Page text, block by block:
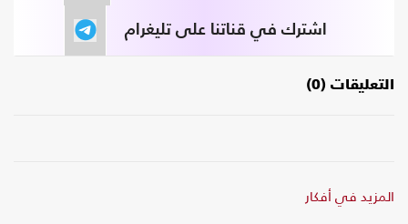
اشترك في قناتنا على تليغرام
التعليقات (0)
المزيد في أفكار